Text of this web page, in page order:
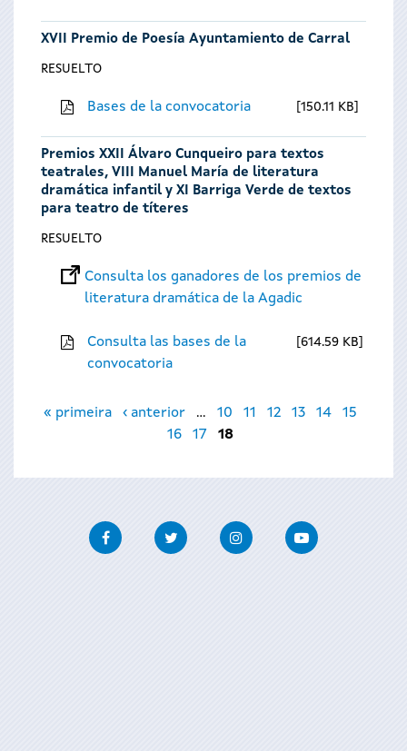
XVII Premio de Poesía Ayuntamiento de Carral
RESUELTO
Bases de la convocatoria 150.11 KB
Premios XXII Álvaro Cunqueiro para textos
teatrales, VIII Manuel María de literatura
dramática infantil y XI Barriga Verde de textos
para teatro de títeres
RESUELTO
Consulta los ganadores de los premios de
literatura dramática de la Agadic
Consulta las bases de la
convocatoria
614.59 KB
Páginas
« primeira ‹ anterior … 10 11 12 13 14
15
16
17 18
FacebookTwitter InstagramYoutube